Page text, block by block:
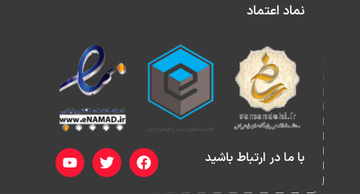
نماد اعتماد
با ما در ارتباط باشید a
c
e
T
w
i
t
Y
o
u
t